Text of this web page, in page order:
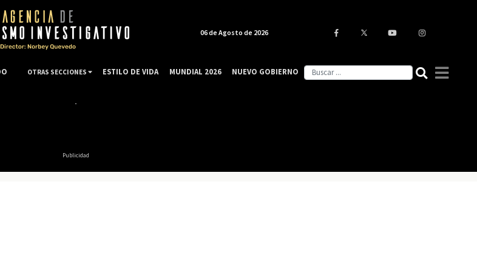
Publicidad
06 de Agosto de 2026
OTRAS SECCIONES ESTILO DE VIDA MUNDIAL 2026 NUEVO GOBIERNO